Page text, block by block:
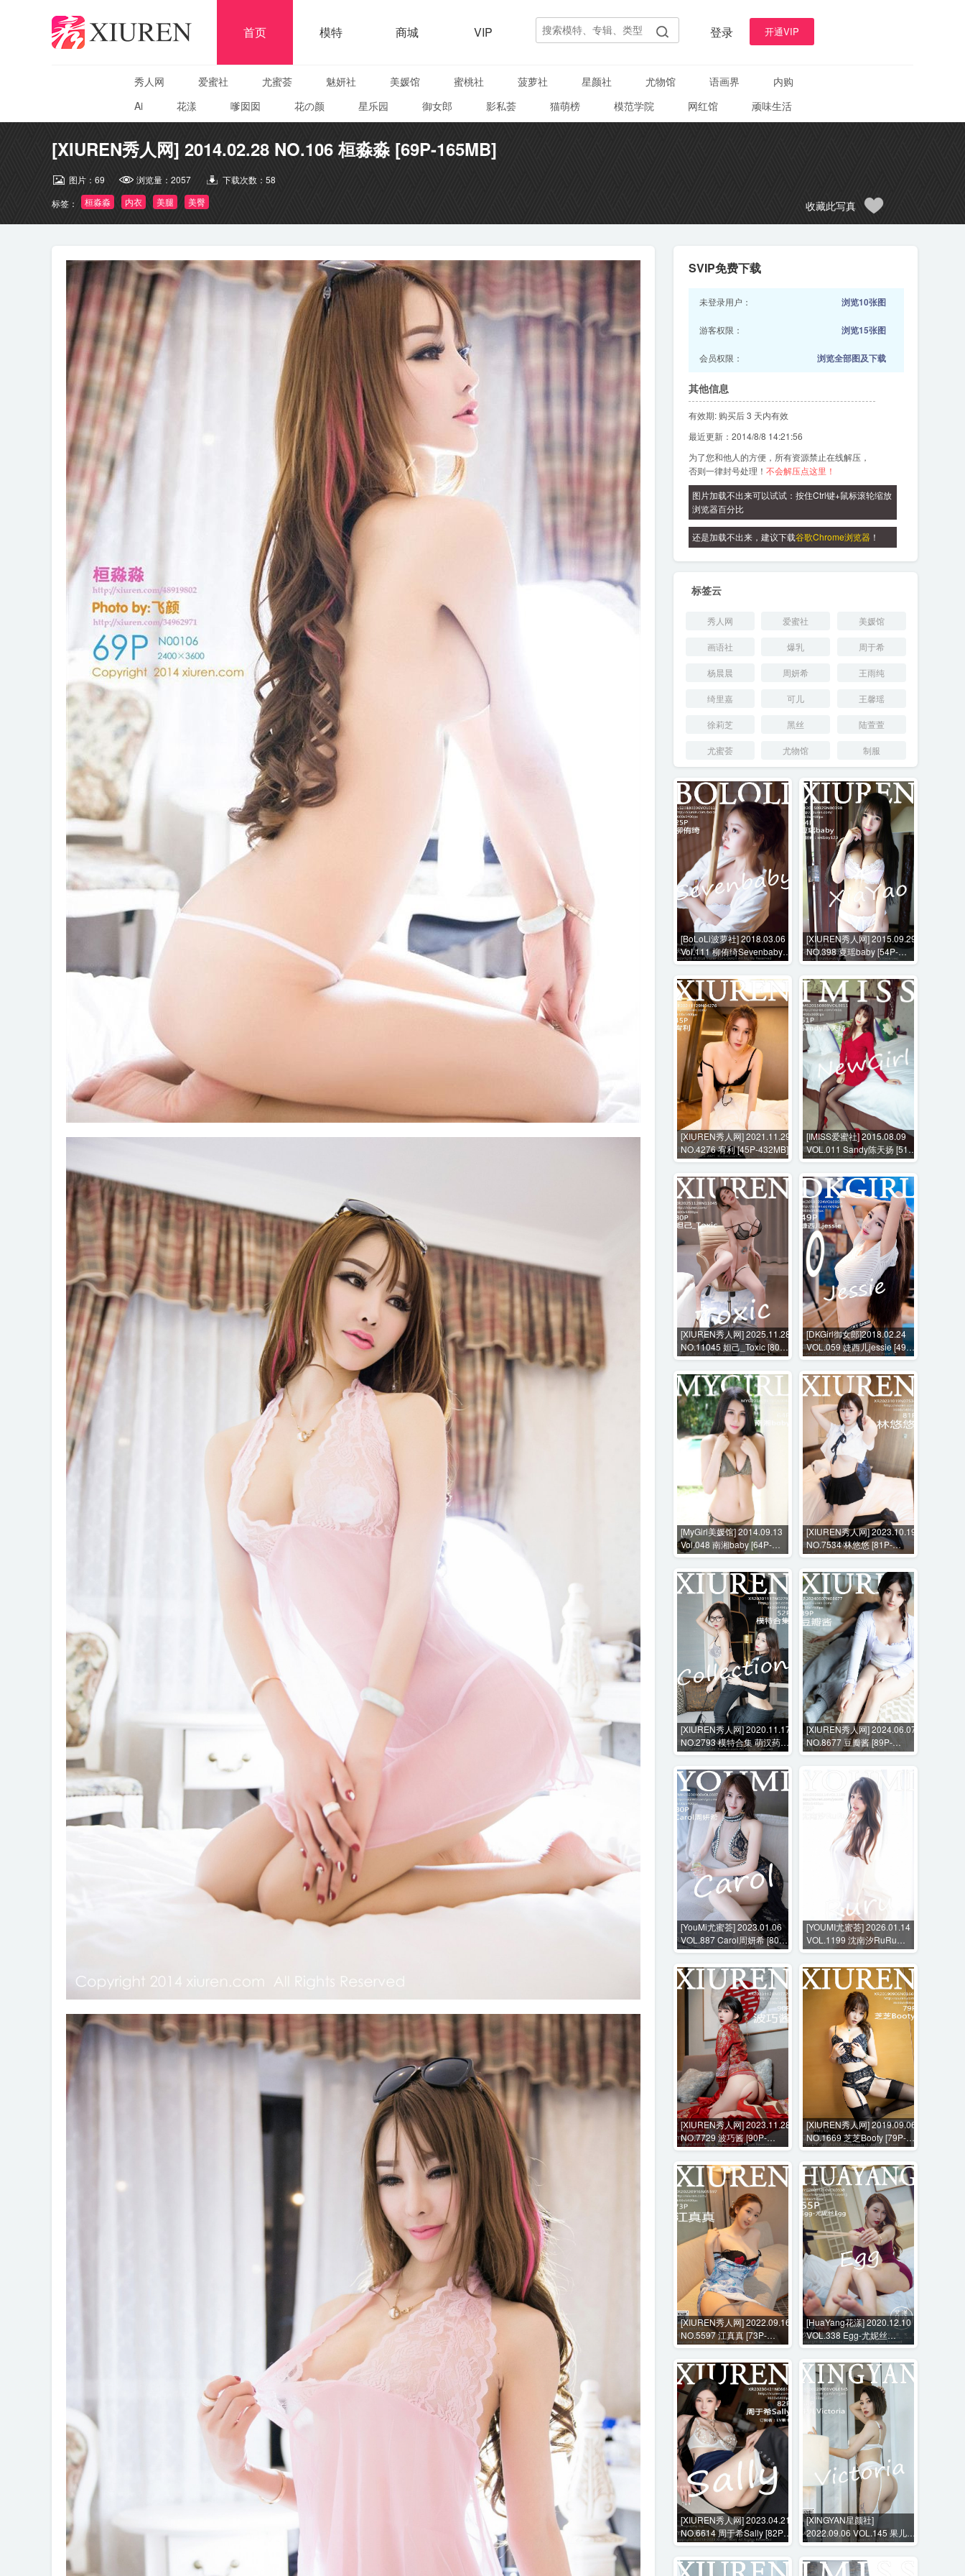
首页 模特 商城 VIP 登录 开通VIP
秀人网 爱蜜社 尤蜜荟 魅妍社 美媛馆 蜜桃社 菠萝社 星颜社 尤物馆 语画界
内购
Ai
花漾 嗲囡囡 花の颜 星乐园 御女郎 影私荟 猫萌榜 模范学院 网红馆 顽味生活
[XIUREN秀人网] 2014.02.28 NO.106 桓淼淼 [69P-165MB]
图片： 69 浏览量： 2057 下载次数： 58
标签：
桓淼淼 内衣 美腿 美臀 收藏此写真
SVIP免费下载
未登录用户： 浏览10张图
游客权限： 浏览15张图
会员权限： 浏览全部图及下载
其他信息
有效期: 购买后 3 天内有效
最近更新：2014/8/8 14:21:56
为了您和他人的方便，所有资源禁止在线解压，
否则一律封号处理！ 不会解压点这里！
图片加载不出来可以试试：按住Ctrl键+鼠标滚轮缩放
浏览器百分比
还是加载不出来，建议下载谷歌Chrome浏览器 ！
标签云
秀人网 爱蜜社 美媛馆
画语社 爆乳 周于希
杨晨晨 周妍希 王雨纯
绮里嘉 可儿 王馨瑶
徐莉芝 黑丝 陆萱萱
尤蜜荟 尤物馆 制服
[BoLoLi波萝社] 2018.03.06
Vol.111 柳侑绮Sevenbaby
[25P-135MB]
[XIUREN秀人网] 2015.09.29
NO.398 夏瑶baby [54P-
254MB]
[XIUREN秀人网] 2021.11.29
NO.4276 宥利 [45P-432MB]
[IMISS爱蜜社] 2015.08.09
VOL.011 Sandy陈天扬 [51P-
146MB]
[XIUREN秀人网] 2025.11.28
NO.11045 妲己_Toxic [80P-
822MB]
[DKGirl御女郎]2018.02.24
VOL.059 婕西儿jessie [49P-
198MB]
[MyGirl美媛馆] 2014.09.13
Vol.048 南湘baby [64P-
249MB]
[XIUREN秀人网] 2023.10.19
NO.7534 林悠悠 [81P-
748MB]
[XIUREN秀人网] 2020.11.17
NO.2793 模特合集 萌汉药
baby 张雨萌 [52P-481MB]
[XIUREN秀人网] 2024.06.07
NO.8677 豆瓣酱 [89P-
803MB]
[YouMi尤蜜荟] 2023.01.06
VOL.887 Carol周妍希 [80P-
667M]
[YOUMI尤蜜荟] 2026.01.14
VOL.1199 沈南汐RuRu
[70P-591MB]
[XIUREN秀人网] 2023.11.28
NO.7729 波巧酱 [90P-
946MB]
[XIUREN秀人网] 2019.09.06
NO.1669 芝芝Booty [79P-
494MB]
[XIUREN秀人网] 2022.09.16
NO.5597 江真真 [73P-
730MB]
[HuaYang花漾] 2020.12.10
VOL.338 Egg-尤妮丝
Egg[55P-689MB]
[XIUREN秀人网] 2023.04.21
NO.6614 周于希Sally [82P-
755MB]
[XINGYAN星颜社]
2022.09.06 VOL.145 果儿
Victoria [68P-543MB]